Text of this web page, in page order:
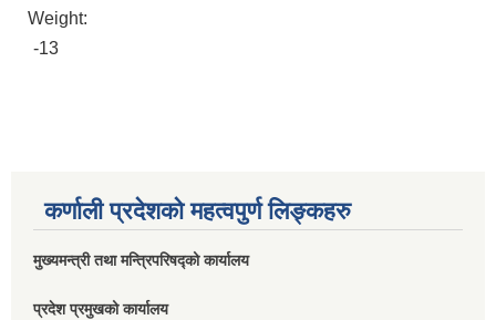
Weight:
-13
कर्णाली प्रदेशको महत्वपुर्ण लिङ्कहरु
मुख्यमन्त्री तथा मन्त्रिपरिषद्को कार्यालय
प्रदेश प्रमुखको कार्यालय